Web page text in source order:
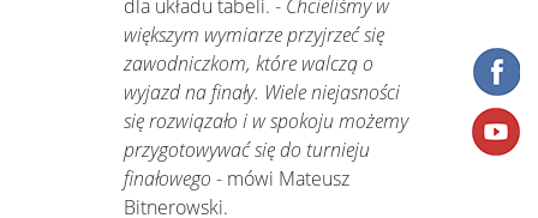
dla układu tabeli. - Chcieliśmy w
większym wymiarze przyjrzeć się
zawodniczkom, które walczą o
wyjazd na finały. Wiele niejasności
się rozwiązało i w spokoju możemy
przygotowywać się do turnieju
finałowego - mówi Mateusz
Bitnerowski.